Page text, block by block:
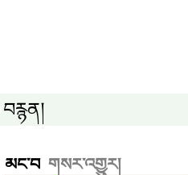
བརྙན།
མང་བ གསར་འགྱུར།